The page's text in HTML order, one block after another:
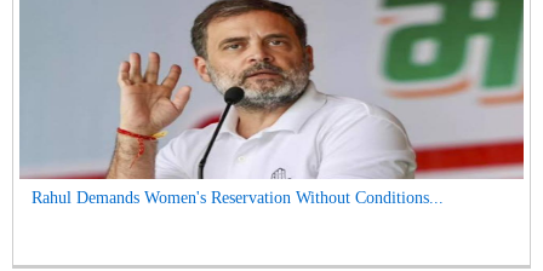
Rahul Demands Women's Reservation Without Conditions...